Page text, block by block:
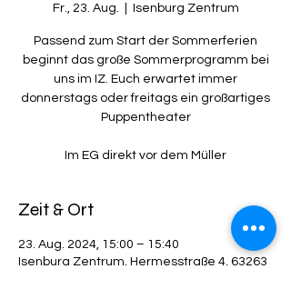
Fr., 23. Aug. Isenburg Zentrum
Passend zum Start der Sommerferien
beginnt das große Sommerprogramm bei
uns im IZ. Euch erwartet immer
donnerstags oder freitags ein großartiges
Puppentheater
Im EG direkt vor dem Müller
Zeit & Ort
23. Aug. 2024, 15:00 – 15:40
Isenburg Zentrum, Hermesstraße 4, 63263